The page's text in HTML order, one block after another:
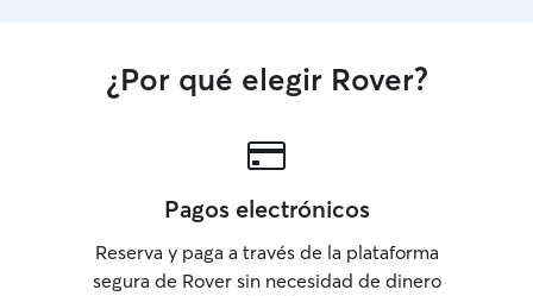
¿Por qué elegir Rover?
Pagos electrónicos
Reserva y paga a través de la plataforma
segura de Rover sin necesidad de dinero